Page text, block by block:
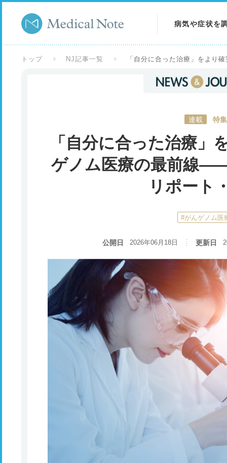
病気や症状を
症状を調べる
トップ NJ記事一覧 「自分に合った治療」をより
連載 特集
「自分に合った治療」
ゲノム医療の最前線
リポート
#がんゲノム医
公開日 2026年06月18日 更新日